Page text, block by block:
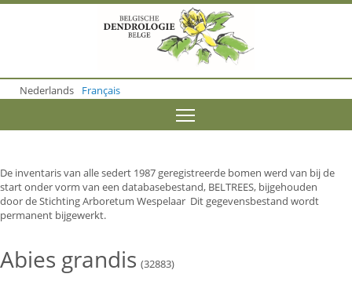
o
m
o
n
t
e
n
Nederlands Français
De inventaris van alle sedert 1987 geregistreerde bomen werd van bij de
start onder vorm van een databasebestand, BELTREES, bijgehouden
door de Stichting Arboretum Wespelaar Dit gegevensbestand wordt
permanent bijgewerkt.
Abies grandis (32883)